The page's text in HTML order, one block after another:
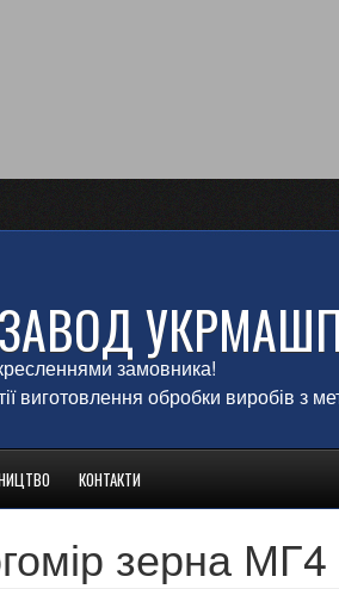
замовника!
виготовлення обробки виробів з
КОНТАКТИ
зерна